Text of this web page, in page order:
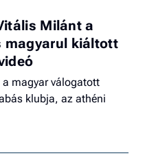
Milánt a
magyarul kiáltott
magyar válogatott
klubja, az athéni